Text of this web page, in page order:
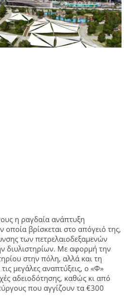
η ραγδαία ανάπτυξη
οποία βρίσκεται στο απόγειό της,
των πετρελαιοδεξαμενών
διυλιστηρίων. Με αφορμή την
στην πόλη, αλλά και τη
μεγάλες αναπτύξεις, ο «Φ»
αδειοδότησης, καθώς κι από
που αγγίζουν τα €300